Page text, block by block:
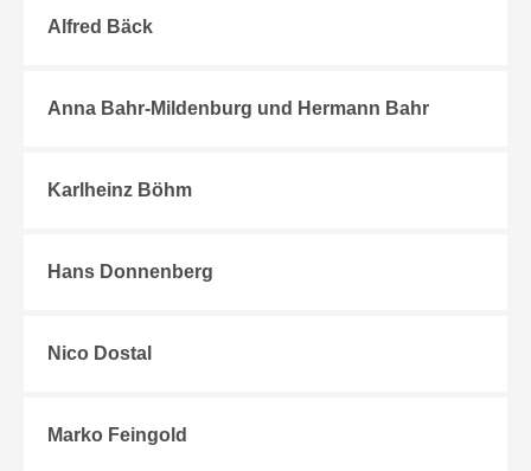
Alfred Bäck
Anna Bahr-Mildenburg und Hermann Bahr
Karlheinz Böhm
Hans Donnenberg
Nico Dostal
Marko Feingold